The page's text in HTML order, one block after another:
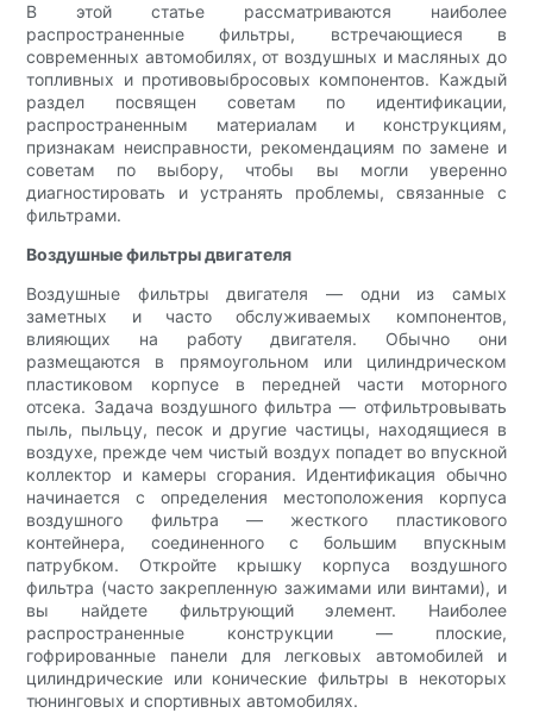
В этой статье рассматриваются наиболее
распространенные фильтры, встречающиеся в
современных автомобилях, от воздушных и масляных до
топливных и противовыбросовых компонентов. Каждый
раздел посвящен советам по идентификации,
распространенным материалам и конструкциям,
признакам неисправности, рекомендациям по замене и
советам по выбору, чтобы вы могли уверенно
диагностировать и устранять проблемы, связанные с
фильтрами.
Воздушные фильтры двигателя
Воздушные фильтры двигателя — одни из самых
заметных и часто обслуживаемых компонентов,
влияющих на работу двигателя. Обычно они
размещаются в прямоугольном или цилиндрическом
пластиковом корпусе в передней части моторного
отсека. Задача воздушного фильтра — отфильтровывать
пыль, пыльцу, песок и другие частицы, находящиеся в
воздухе, прежде чем чистый воздух попадет во впускной
коллектор и камеры сгорания. Идентификация обычно
начинается с определения местоположения корпуса
воздушного фильтра — жесткого пластикового
контейнера, соединенного с большим впускным
патрубком. Откройте крышку корпуса воздушного
фильтра (часто закрепленную зажимами или винтами), и
вы найдете фильтрующий элемент. Наиболее
распространенные конструкции — плоские,
гофрированные панели для легковых автомобилей и
цилиндрические или конические фильтры в некоторых
тюнинговых и спортивных автомобилях.